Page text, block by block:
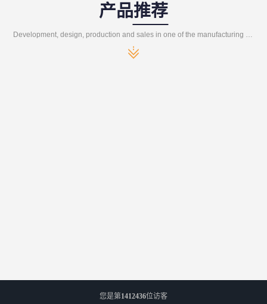
产品推荐
您是第1412436位访客